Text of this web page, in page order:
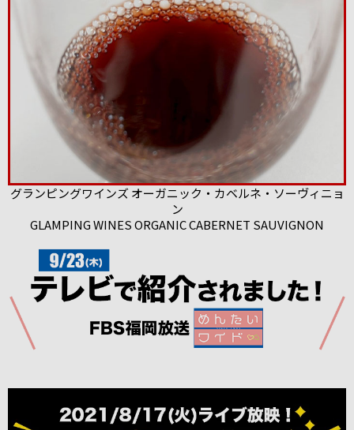
グランピングワインズ オーガニック・カベルネ・ソーヴィニョ
ン
GLAMPING WINES ORGANIC CABERNET SAUVIGNON